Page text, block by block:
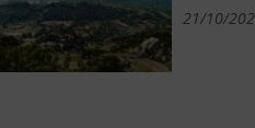
21/10/